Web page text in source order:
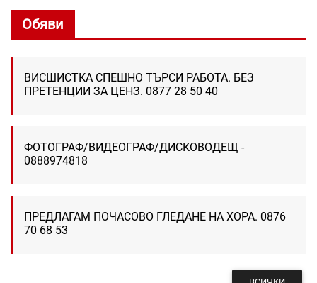
Обяви
ВИСШИСТКА СПЕШНО ТЪРСИ РАБОТА. БЕЗ
ПРЕТЕНЦИИ ЗА ЦЕНЗ. 0877 28 50 40
ФОТОГРАФ/ВИДЕОГРАФ/ДИСКОВОДЕЩ -
0888974818
ПРЕДЛАГАМ ПОЧАСОВО ГЛЕДАНЕ НА ХОРА. 0876
70 68 53